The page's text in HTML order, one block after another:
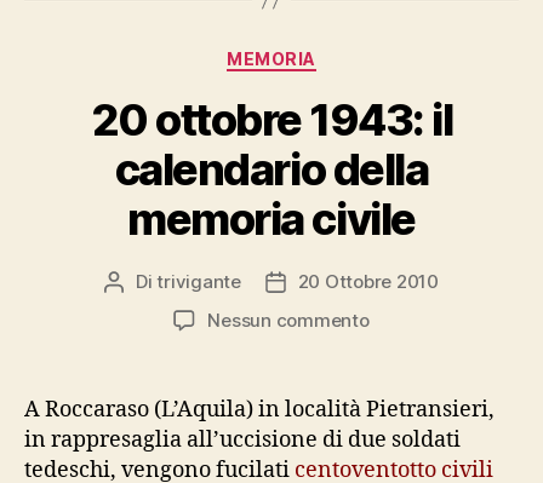
Categorie
MEMORIA
20 ottobre 1943: il
calendario della
memoria civile
Autore
articolo
Ditrivigante
Data20 Ottobre 2010
Nessun commentosu
1943:
calendario
della
A Roccaraso (L’Aquila) in località Pietransieri,
in rappresaglia all’uccisione di due soldati
tedeschi, vengono fucilati centoventotto civili